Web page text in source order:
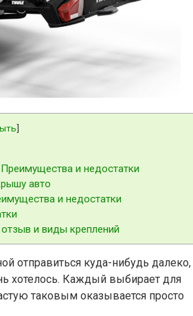
]
и недостатки
авто
и недостатки
и виды креплений
отправиться куда-нибудь далеко,
хотелось. Каждый выбирает для
таковым оказывается просто